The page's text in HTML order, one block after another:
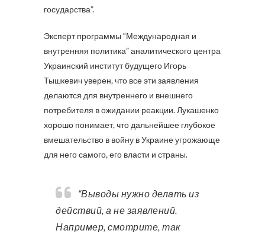
государства”.
Эксперт программы “Международная и
внутренняя политика” аналитического центра
Украинский институт будущего Игорь
Тышкевич уверен, что все эти заявления
делаются для внутреннего и внешнего
потребителя в ожидании реакции. Лукашенко
хорошо понимает, что дальнейшее глубокое
вмешательство в войну в Украине угрожающе
для него самого, его власти и страны.
“Выводы нужно делать из
действий, а не заявлений.
Например, смотрите, так